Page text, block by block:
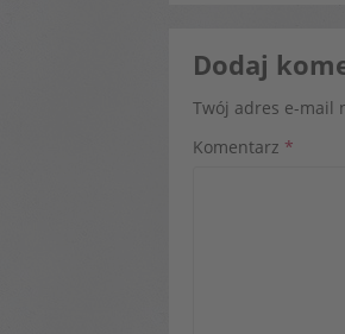
Dodaj
Twój adres e-mail
Komentarz *